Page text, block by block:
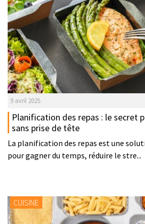
9 avril 2025
Planification des repas : le secret
sans prise de tête
La planification des repas est une
pour gagner du temps, réduire le stre...
CUISINE